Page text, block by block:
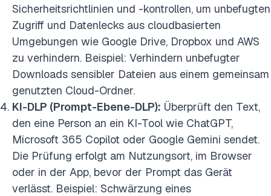
Sicherheitsrichtlinien und -kontrollen, um unbefugten
Zugriff und Datenlecks aus cloudbasierten
Umgebungen wie Google Drive, Dropbox und AWS
zu verhindern. Beispiel: Verhindern unbefugter
Downloads sensibler Dateien aus einem gemeinsam
genutzten Cloud-Ordner.
KI-DLP (Prompt-Ebene-DLP): Überprüft den Text,
den eine Person an ein KI-Tool wie ChatGPT,
Microsoft 365 Copilot oder Google Gemini sendet.
Die Prüfung erfolgt am Nutzungsort, im Browser
oder in der App, bevor der Prompt das Gerät
verlässt. Beispiel: Schwärzung eines